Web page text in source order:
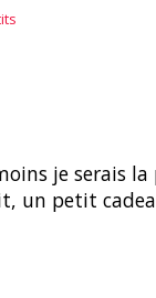
je serais
un petit